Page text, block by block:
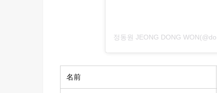
정동원 JEONG DONG
名前